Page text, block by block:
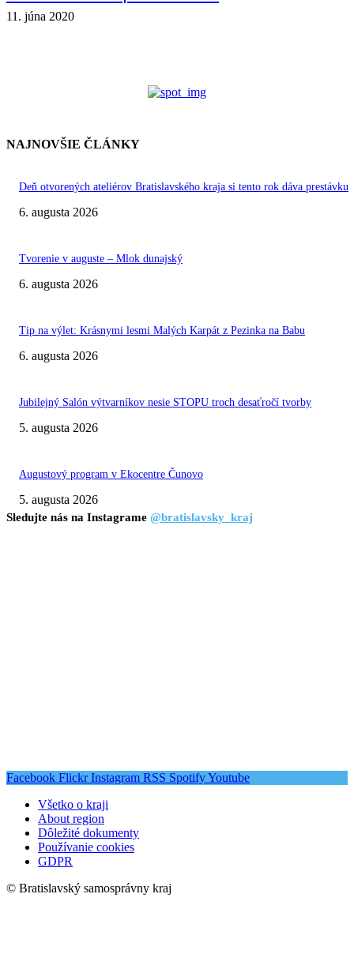
11. júna 2020
NAJNOVŠIE ČLÁNKY
Deň otvorených ateliérov Bratislavského kraja si tento rok dáva prestávku
6. augusta 2026
Tvorenie v auguste – Mlok dunajský
6. augusta 2026
Tip na výlet: Krásnymi lesmi Malých Karpát z Pezinka na Babu
6. augusta 2026
Jubilejný Salón výtvarníkov nesie STOPU troch desaťročí tvorby
5. augusta 2026
Augustový program v Ekocentre Čunovo
5. augusta 2026
Sledujte nás na Instagrame @bratislavsky_kraj
Facebook Flickr Instagram RSS SpotifyYoutube
Všetko o kraji
About region
Dôležité dokumenty
Používanie cookies
GDPR
© Bratislavský samosprávny kraj